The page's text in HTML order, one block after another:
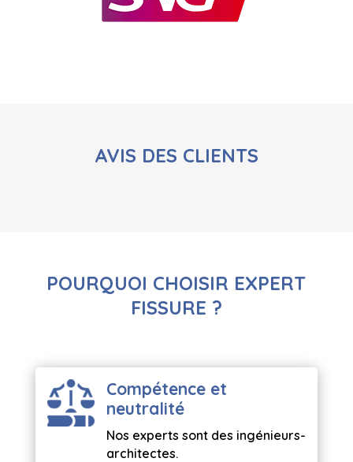
AVIS DES CLIENTS
POURQUOI CHOISIR EXPERT
FISSURE ?
Compétence et
neutralité
Nos experts sont des ingénieurs-
architectes.